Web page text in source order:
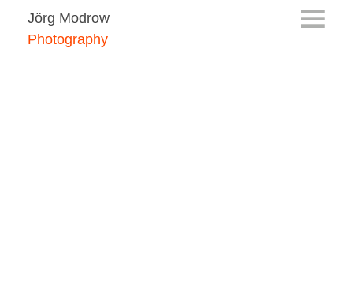
Jörg Modrow
Photography